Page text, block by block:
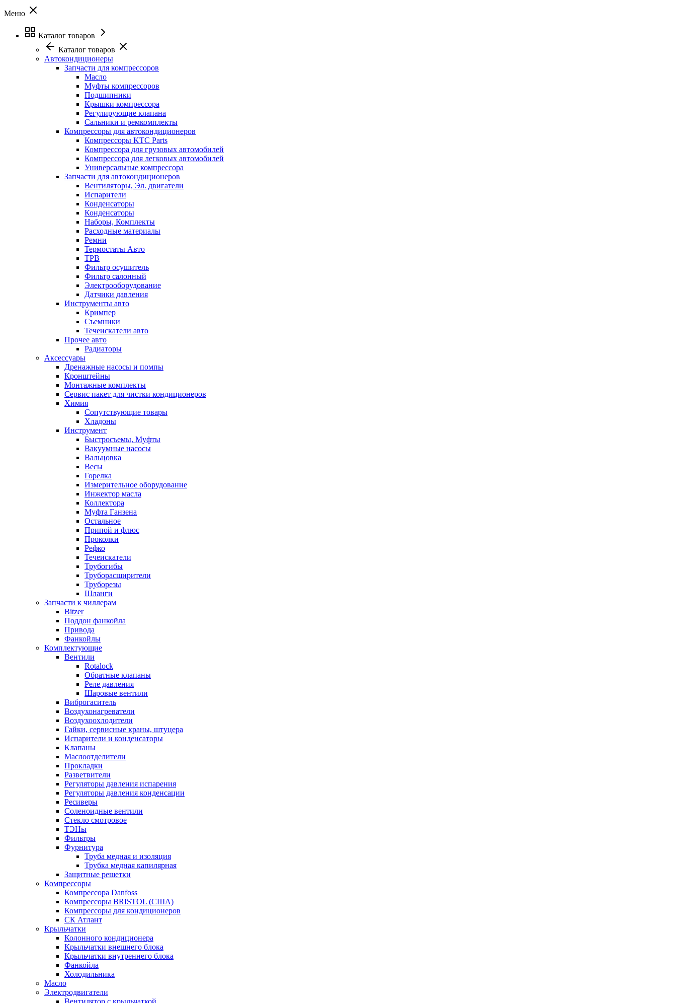
Меню
Каталог товаров
Каталог товаров
Автокондиционеры
Запчасти для компрессоров
Масло
Муфты компрессоров
Подшипники
Крышки компрессора
Регулирующие клапана
Сальники и ремкомплекты
Компрессоры для автокондиционеров
Компрессоры KTC Parts
Компрессора для грузовых автомобилей
Компрессора для легковых автомобилей
Универсальные компрессора
Запчасти для автокондиционеров
Вентиляторы, Эл. двигатели
Испарители
Конденсаторы
Конденсаторы
Наборы, Комплекты
Расходные материалы
Ремни
Термостаты Авто
ТРВ
Фильтр осушитель
Фильтр салонный
Электрооборудование
Датчики давления
Инструменты авто
Кримпер
Съемники
Течеискатели авто
Прочее авто
Радиаторы
Аксессуары
Дренажные насосы и помпы
Кронштейны
Монтажные комплекты
Сервис пакет для чистки кондиционеров
Химия
Сопутствующие товары
Хладоны
Инструмент
Быстросъемы, Муфты
Вакуумные насосы
Вальцовка
Весы
Горелка
Измерительное оборудование
Инжектор масла
Коллектора
Муфта Ганзена
Остальное
Припой и флюс
Проколки
Рефко
Течеискатели
Трубогибы
Труборасширители
Труборезы
Шланги
Запчасти к чиллерам
Bitzer
Поддон фанкойла
Привода
Фанкойлы
Комплектующие
Вентили
Rotalock
Обратные клапаны
Реле давления
Шаровые вентили
Виброгаситель
Воздухонагреватели
Воздухоохлодители
Гайки, сервисные краны, штуцера
Испарители и конденсаторы
Клапаны
Маслоотделители
Прокладки
Разветвители
Регуляторы давления испарения
Регуляторы давления конденсации
Ресиверы
Соленоидные вентили
Стекло смотровое
ТЭНы
Фильтры
Фурнитура
Труба медная и изоляция
Трубка медная капилярная
Защитные решетки
Компрессоры
Компрессора Danfoss
Компрессоры BRISTOL (США)
Компрессоры для кондиционеров
СК Атлант
Крыльчатки
Колонного кондиционера
Крыльчатки внешнего блока
Крыльчатки внутреннего блока
Фанкойла
Холодильника
Масло
Электродвигатели
Вентилятор с крыльчаткой